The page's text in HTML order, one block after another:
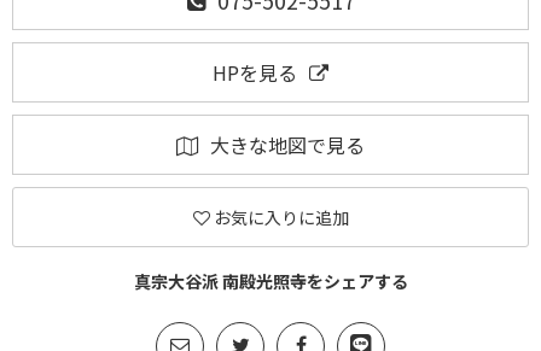
HPを見る
大きな地図で見る
お気に入りに追加
真宗大谷派 南殿光照寺をシェアする